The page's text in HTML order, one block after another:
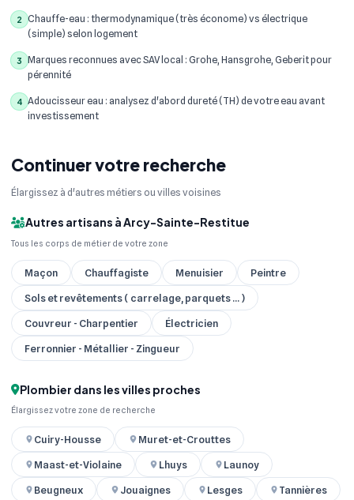
2
Chauffe-eau : thermodynamique (très économe) vs électrique
(simple) selon logement
3
Marques reconnues avec SAV local : Grohe, Hansgrohe, Geberit pour
pérennité
4 Adoucisseur eau : analysez d'abord dureté (TH) de votre eau avant
investissement
Continuer votre recherche
Élargissez à d'autres métiers ou villes voisines
Autres artisans à Arcy-Sainte-Restitue
Tous les corps de métier de votre zone
Maçon Chauffagiste Menuisier
Peintre
Sols et revêtements ( carrelage, parquets ... )
Couvreur - Charpentier
Électricien
Ferronnier - Métallier - Zingueur
Plombier dans les villes proches
Élargissez votre zone de recherche
Cuiry-Housse
Muret-et-Crouttes
Maast-et-Violaine
Lhuys
Launoy
Beugneux
Jouaignes Lesges
Tannières